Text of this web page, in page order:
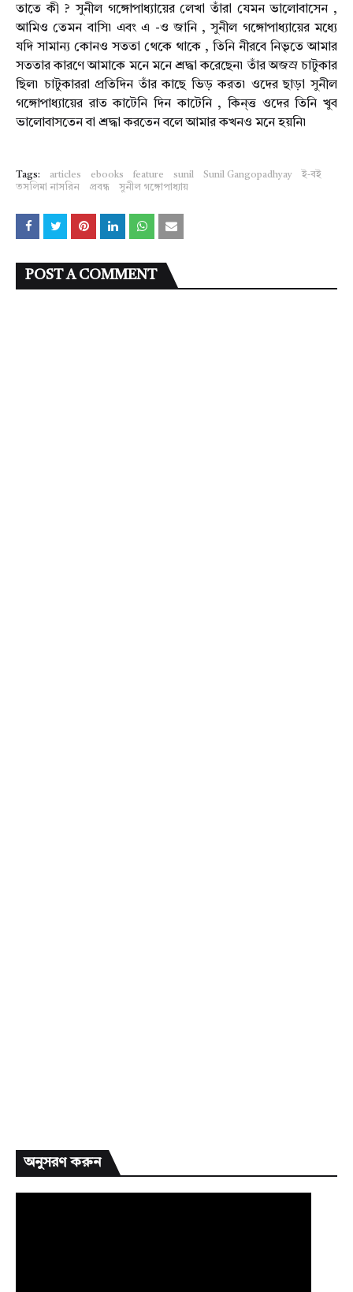
তাতে কী ? সুনীল গঙ্গোপাধ্যায়ের লেখা তাঁরা যেমন ভালোবাসেন ,
আমিও তেমন বাসি৷ এবং এ -ও জানি , সুনীল গঙ্গোপাধ্যায়ের মধ্যে
যদি সামান্য কোনও সততা থেকে থাকে , তিনি নীরবে নিভৃতে আমার
সততার কারণে আমাকে মনে মনে শ্রদ্ধা করেছেন৷ তাঁর অজস্র চাটুকার
ছিল৷ চাটুকাররা প্রতিদিন তাঁর কাছে ভিড় করত৷ ওদের ছাড়া সুনীল
গঙ্গোপাধ্যায়ের রাত কাটেনি দিন কাটেনি , কিন্ত্ত ওদের তিনি খুব
ভালোবাসতেন বা শ্রদ্ধা করতেন বলে আমার কখনও মনে হয়নি৷
Tags: articles ebooks feature sunil Sunil Gangopadhyay
ই-বই
তসলিমা নাসরিন
প্রবন্ধ সুনীল গঙ্গোপাধ্যায়
POST A COMMENT
অনুসরণ করুন